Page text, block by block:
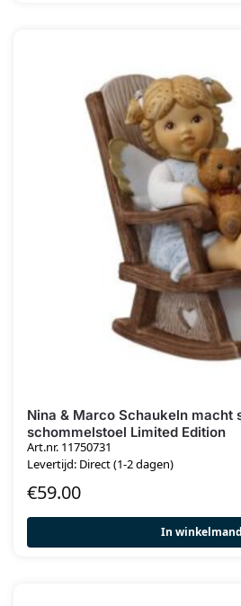
Nina & Marco Schaukeln macht
schommelstoel Limited Edition
Art.nr. 11750731
Levertijd: Direct (1-2 dagen)
€59.00
In winkelmand